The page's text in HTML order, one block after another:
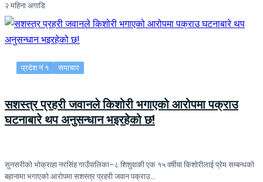
२ महिना अगाडि
प्रदेश नं १ समाचार
सशस्त्र प्रहरी जवानले किशोरी भगाएको आरोपमा पक्राउ
घटनाबारे थप अनुसन्धान भइरहेको छ!
सुनसरीको भोक्राहा नरसिंह गाउँपालिका–८ शिशुवाकी एक १५ वर्षीया किशोरीलाई प्रेम सम्बन्धको
बहानामा भगाएको आरोपमा सशस्त्र प्रहरी जवान पक्राउ…